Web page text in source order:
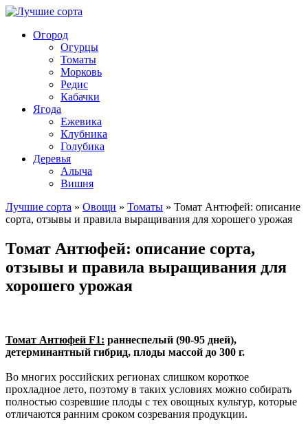
Огород
Огурцы
Томаты
Морковь
Редис
Кабачки
Ягода
Ежевика
Клубника
Голубика
Деревья
Алыча
Вишня
Лучшие сорта » Овощи » Томаты » Томат Антюфей: описание
сорта, отзывы и правила выращивания для хорошего урожая
Томат Антюфей: описание сорта,
отзывы и правила выращивания для
хорошего урожая
Томат Антюфей F1: раннеспелый (90-95 дней),
детерминантный гибрид, плоды массой до 300 г.
Во многих российских регионах слишком короткое
прохладное лето, поэтому в таких условиях можно собирать
полностью созревшие плоды с тех овощных культур, которые
отличаются ранним сроком созревания продукции.